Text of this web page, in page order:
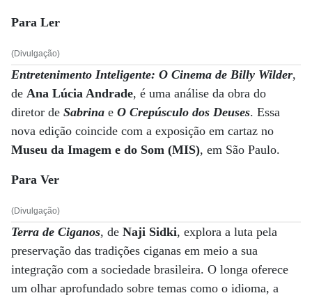
Para Ler
(Divulgação)
Entretenimento Inteligente: O Cinema de Billy Wilder,
de Ana Lúcia Andrade, é uma análise da obra do
diretor de Sabrina e O Crepúsculo dos Deuses. Essa
nova edição coincide com a exposição em cartaz no
Museu da Imagem e do Som (MIS), em São Paulo.
Para Ver
(Divulgação)
Terra de Ciganos, de Naji Sidki, explora a luta pela
preservação das tradições ciganas em meio a sua
integração com a sociedade brasileira. O longa oferece
um olhar aprofundado sobre temas como o idioma, a